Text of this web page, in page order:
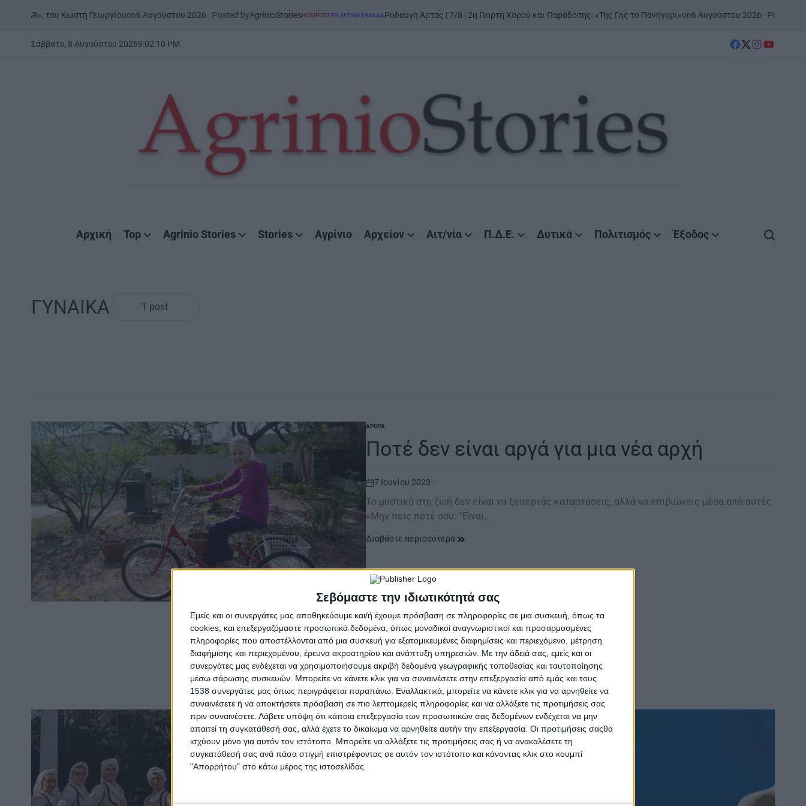
Σεβόμαστε την ιδιωτικότητά σας
Εμείς και οι συνεργάτες μας αποθηκεύουμε και/ή έχουμε πρόσβαση σε πληροφορίες σε μια συσκευή, όπως τα
cookies, και επεξεργαζόμαστε προσωπικά δεδομένα, όπως μοναδικοί αναγνωριστικοί και προσαρμοσμένες
πληροφορίες που αποστέλλονται από μια συσκευή για εξατομικευμένες διαφημίσεις και περιεχόμενο, μέτρηση
διαφήμισης και περιεχομένου, έρευνα ακροατηρίου και ανάπτυξη υπηρεσιών. Με την άδειά σας, εμείς και οι
συνεργάτες μας ενδέχεται να χρησιμοποιήσουμε ακριβή δεδομένα γεωγραφικής τοποθεσίας και ταυτοποίησης
μέσω σάρωσης συσκευών. Μπορείτε να κάνετε κλικ για να συναινέσετε στην επεξεργασία από εμάς και τους
1538 συνεργάτες μας όπως περιγράφεται παραπάνω. Εναλλακτικά, μπορείτε να κάνετε κλικ για να αρνηθείτε να
συναινέσετε ή να αποκτήσετε πρόσβαση σε πιο λεπτομερείς πληροφορίες και να αλλάξετε τις προτιμήσεις σας
πριν συναινέσετε. Λάβετε υπόψη ότι κάποια επεξεργασία των προσωπικών σας δεδομένων ενδέχεται να μην
απαιτεί τη συγκατάθεσή σας, αλλά έχετε το δικαίωμα να αρνηθείτε αυτήν την επεξεργασία. Οι προτιμήσεις σαςθα
ισχύουν μόνο για αυτόν τον ιστότοπο. Μπορείτε να αλλάξετε τις προτιμήσεις σας ή να ανακαλέσετε τη
συγκατάθεσή σας ανά πάσα στιγμή επιστρέφοντας σε αυτόν τον ιστότοπο και κάνοντας κλικ στο κουμπί
"Απορρήτου" στο κάτω μέρος της ιστοσελίδας.
του Κωστή Γεωργίουon6 Αυγούστου 2026 Posted byAgrinioStoriesPOSTED
ΉΠΕΙΡΟΣΣΤΗ ΔΥΤΙΚΉ ΕΛΛΆΔΑΡοδαυγή Άρτας | 7/8 | 2η Γιορτή Χορού και Παράδοσης: «Της Γης το Πανηγύρι»on6 Αυγούστου 2026 Posted by
Σάββατο, 8 Αυγούστου 20269:02:10 PM
facebook
Twitter
instagram
YouTube
Αρχική Top Agrinio Stories Stories Αγρίνιο Αρχείον Αιτ/νία Π.Δ.Ε. Δυτικά Πολιτισμός Έξοδος
ΓΥΝΑΙΚΑ 1 post
POSTED
ΆΡΘΡΑ
Ποτέ δεν είναι αργά για μια νέα αρχή
on
7 Ιουνίου 2023
Το μυστικό στη ζωή δεν είναι να ξεπερνάς καταστάσεις, αλλά να επιβιώνεις μέσα από αυτές
«Μην πεις ποτέ σου: “Είναι…
Διαβάστε περισσότερα